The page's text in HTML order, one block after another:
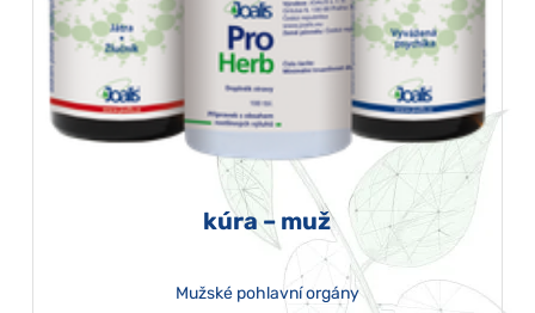
kúra – muž
Mužské pohlavní orgány